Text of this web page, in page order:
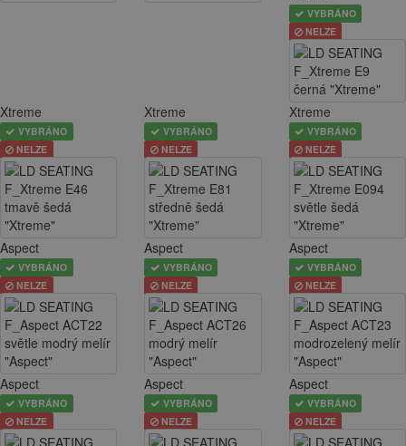
VYBRÁNO
NELZE
Xtreme
VYBRÁNO
NELZE
Xtreme
VYBRÁNO
NELZE
Xtreme
VYBRÁNO
NELZE
Aspect
VYBRÁNO
NELZE
Aspect
VYBRÁNO
NELZE
Aspect
VYBRÁNO
NELZE
Aspect
VYBRÁNO
NELZE
Aspect
VYBRÁNO
NELZE
Aspect
VYBRÁNO
NELZE